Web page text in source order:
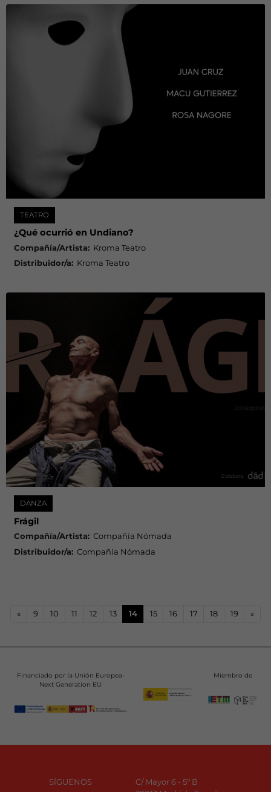
TEATRO
¿Qué ocurrió en Undiano?
Compañía/Artista: Kroma Teatro
Distribuidor/a: Kroma Teatro
DANZA
Frágil
Compañía/Artista: Compañía Nómada
Distribuidor/a: Compañía Nómada
« 9 10 11 12 13 14 15 16 17 18 19 »
Financiado por la Unión Europea-
Next Generation EU
Miembro de
SÍGUENOS
C/ Mayor 6 - 5º B